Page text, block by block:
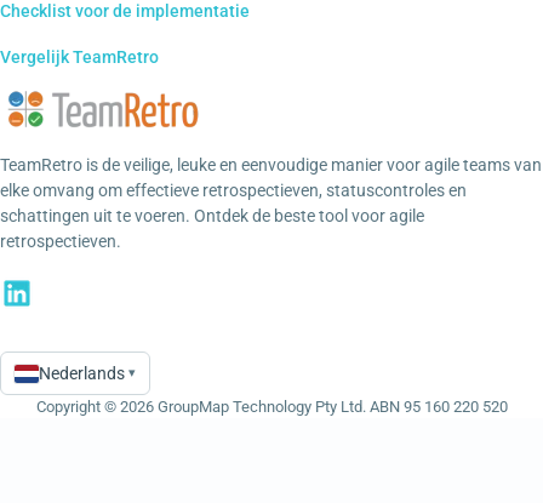
Checklist voor de implementatie
Vergelijk TeamRetro
TeamRetro is de veilige, leuke en eenvoudige manier voor agile teams van
elke omvang om effectieve retrospectieven, statuscontroles en
schattingen uit te voeren. Ontdek de beste tool voor agile
retrospectieven.
Language
Nederlands ▾
Copyright © 2026 GroupMap Technology Pty Ltd. ABN 95 160 220 520